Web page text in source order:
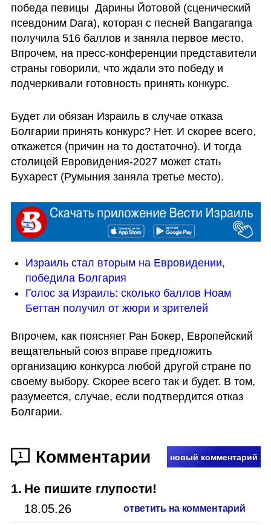
победа певицы  Дарины Йотовой (сценический
псевдоним Dara), которая с песней Bangaranga
получила 516 баллов и заняла первое место.
Впрочем, на пресс-конференции представители
страны говорили, что ждали это победу и
подчеркивали готовность принять конкурс.
Будет ли обязан Израиль в случае отказа
Болгарии принять конкурс? Нет. И скорее всего,
откажется (причин на то достаточно). И тогда
столицей Евровидения-2027 может стать
Бухарест (Румыния заняла третье место).
Израиль стал вторым на Евровидении,
победила Болгария
Голос за Израиль: сколько баллов Ноам
Беттан получил от жюри и зрителей
Впрочем, как поясняет Ран Бокер, Европейский
вещательный союз вправе предложить
организацию конкурса любой другой стране по
своему выбору. Скорее всего так и будет. В том,
разумеется, случае, если подтвердится отказ
Болгарии.
1 Комментарии новый комментарий
1. Не пишите глупости!
18.05.26 ответить на комментарий